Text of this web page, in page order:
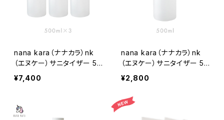
nana kara（ナナカラ）nk
（エヌケー）サニタイザー 50
0ml 3本セット
¥7,400
nana kara（ナナカラ）nk
（エヌケー）サニタイザー 50
0ml
¥2,800